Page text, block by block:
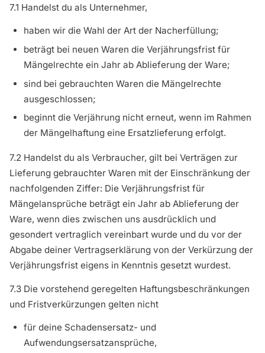
7.1 Handelst du als Unternehmer,
haben wir die Wahl der Art der Nacherfüllung;
beträgt bei neuen Waren die Verjährungsfrist für
Mängelrechte ein Jahr ab Ablieferung der Ware;
sind bei gebrauchten Waren die Mängelrechte
ausgeschlossen;
beginnt die Verjährung nicht erneut, wenn im Rahmen
der Mängelhaftung eine Ersatzlieferung erfolgt.
7.2 Handelst du als Verbraucher, gilt bei Verträgen zur
Lieferung gebrauchter Waren mit der Einschränkung der
nachfolgenden Ziffer: Die Verjährungsfrist für
Mängelansprüche beträgt ein Jahr ab Ablieferung der
Ware, wenn dies zwischen uns ausdrücklich und
gesondert vertraglich vereinbart wurde und du vor der
Abgabe deiner Vertragserklärung von der Verkürzung der
Verjährungsfrist eigens in Kenntnis gesetzt wurdest.
7.3 Die vorstehend geregelten Haftungsbeschränkungen
und Fristverkürzungen gelten nicht
für deine Schadensersatz- und
Aufwendungsersatzansprüche,